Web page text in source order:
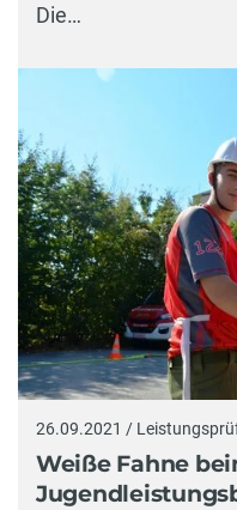
Die…
26.09.2021 /
Weiße Fahne